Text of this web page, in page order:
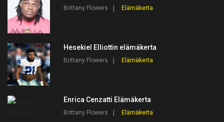
Brittany Flowers Elämäkerta
Hesekiel Elliottin elämäkerta
Brittany Flowers Elämäkerta
Enrica Cenzatti Elämäkerta
Brittany Flowers Elämäkerta